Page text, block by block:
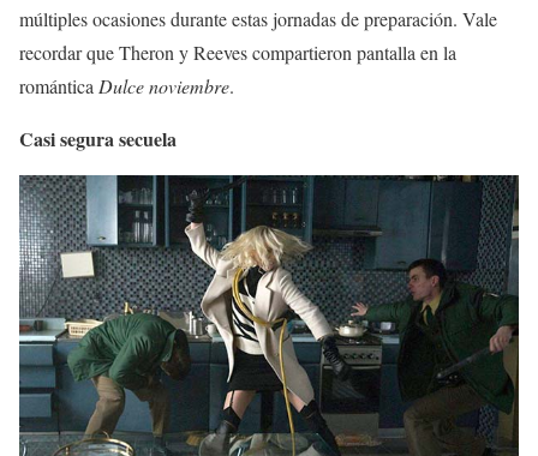
múltiples ocasiones durante estas jornadas de preparación. Vale
recordar que Theron y Reeves compartieron pantalla en la
románticaDulce noviembre.
Casi segura secuela